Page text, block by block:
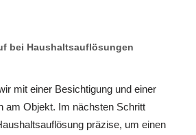
bei Haushaltsauflösungen
mit einer Besichtigung und einer
am Objekt. Im nächsten Schritt
präzise, um einen